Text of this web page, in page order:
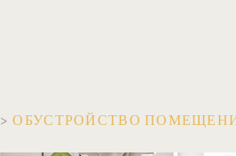
>ОБУСТРОЙСТВО